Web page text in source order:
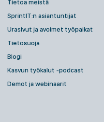
Tietoa meistä
SprintIT:n asiantuntijat
Urasivut ja avoimet työpaikat
Tietosuoja
Blogi
Kasvun työkalut -podcast
Demot ja webinaarit